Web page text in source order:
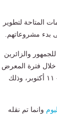
المتاحة لتطوير
بدء مشروعاتهم.
والزائرين
تفتح الأبواب يوميا خلال فترة المعرض
من الساعة الحادية عشر صباحا وحتى الساعة الحادية عشر مساءً خلال الفترة من ٤ - ١١ أكتوبر، وذلك
وانما تم نقله